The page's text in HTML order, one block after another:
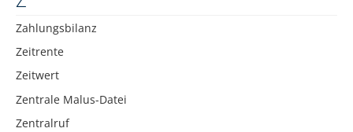
Zahlungsbilanz
Zeitrente
Zeitwert
Zentrale Malus-Datei
Zentralruf